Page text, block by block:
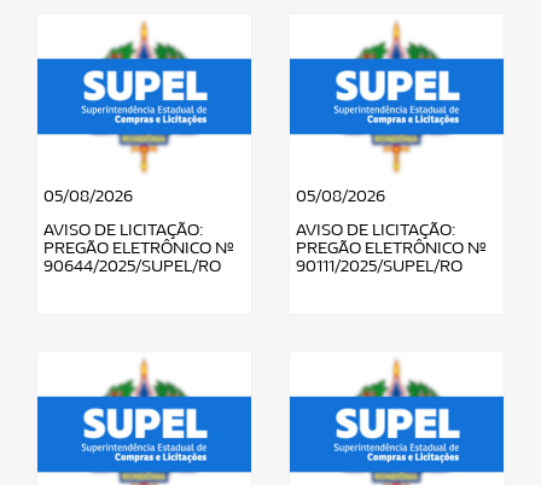
05/08/2026
AVISO DE LICITAÇÃO:
PREGÃO ELETRÔNICO Nº
90644/2025/SUPEL/RO
05/08/2026
AVISO DE LICITAÇÃO:
PREGÃO ELETRÔNICO Nº
90111/2025/SUPEL/RO